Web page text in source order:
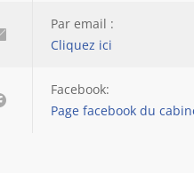
Par email :
Cliquez ici
Facebook:
Page facebook du